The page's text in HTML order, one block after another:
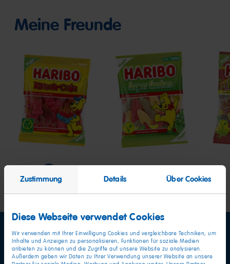
Zustimmung Details Über Cookies
Diese Webseite verwendet Cookies
Wir verwenden mit Ihrer Einwilligung Cookies und vergleichbare Techniken, um
Inhalte und Anzeigen zu personalisieren, Funktionen für soziale Medien
anbieten zu können und die Zugriffe auf unsere Website zu analysieren.
Außerdem geben wir Daten zu Ihrer Verwendung unserer Website an unsere
Meine Freunde
Kirsch-
Cola
Super
Gurken